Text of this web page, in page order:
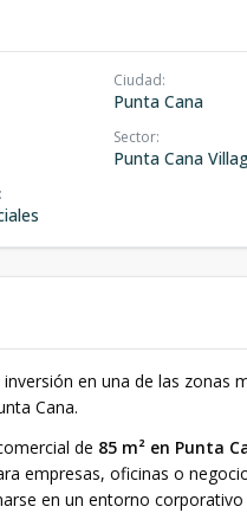
Ciudad:
Punta Cana
Sector:
Punta Cana
:
en una de las zonas
Cana.
de 85 m² en Punta
empresas, oficinas o
en un entorno corporativo